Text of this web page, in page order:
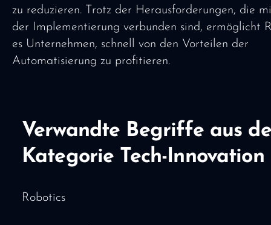
zu reduzieren. Trotz der Herausforderungen, die
der Implementierung verbunden sind, ermöglicht
es Unternehmen, schnell von den Vorteilen der
Automatisierung zu profitieren.
Verwandte Begriffe aus
Kategorie Tech-Innovation
Robotics